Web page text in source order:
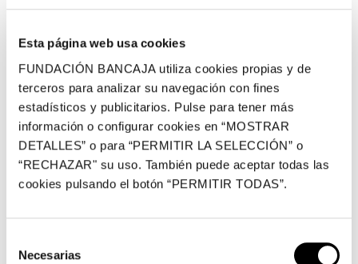
Esta página web usa cookies
FUNDACIÓN BANCAJA utiliza cookies propias y de
terceros para analizar su navegación con fines
estadísticos y publicitarios. Pulse para tener más
información o configurar cookies en “MOSTRAR
DETALLES” o para “PERMITIR LA SELECCIÓN” o
“RECHAZAR" su uso. También puede aceptar todas las
cookies pulsando el botón “PERMITIR TODAS”.
Necesarias
de la Comunidad Valenciana como del resto de España.
Las obras premiadas, junto a una selección del conjunto
de fotografías presentadas al certamen, formarán
parte de la exposición que se inaugurará en la Casa
Garcerán de Segorbe el 2 de noviembre y que
permanecerá abierta al público hasta el 7 de enero de
2023.
El jurado del XXVIII Salón Fotográfico Ciudad de
Segorbe, presidido por el presidente de la Comisión